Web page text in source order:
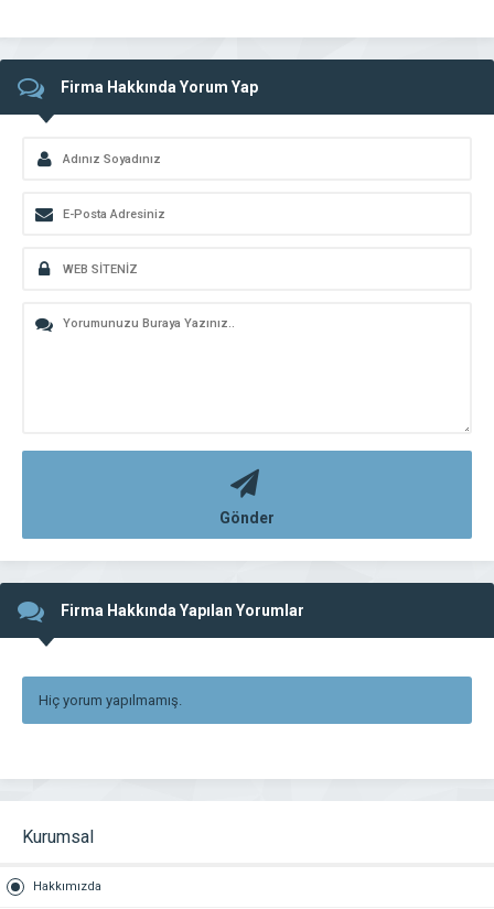
Firma Hakkında Yorum Yap
Gönder
Firma Hakkında Yapılan Yorumlar
Hiç yorum yapılmamış.
Kurumsal
Hakkımızda